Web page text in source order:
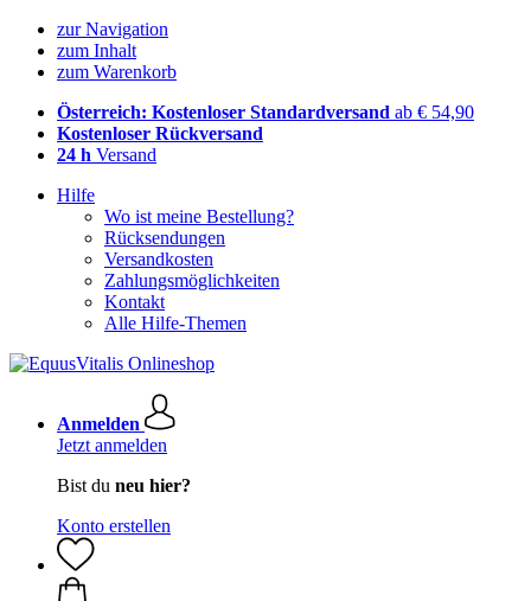
zur Navigation
zum Inhalt
zum Warenkorb
Österreich: Kostenloser Standardversand ab € 54,90
Kostenloser Rückversand
24 h Versand
Hilfe
Wo ist meine Bestellung?
Rücksendungen
Versandkosten
Zahlungsmöglichkeiten
Kontakt
Alle Hilfe-Themen
Anmelden
Jetzt anmelden
Bist du neu hier?
Konto erstellen